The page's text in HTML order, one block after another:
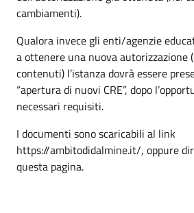
cambiamenti).
Qualora invece gli enti/agenzie
a ottenere una nuova autorizzazione
contenuti) l’istanza dovrà essere
“apertura di nuovi CRE”, dopo
necessari requisiti.
I documenti sono scaricabili al link
https://ambitodidalmine.it/, oppure
questa pagina.